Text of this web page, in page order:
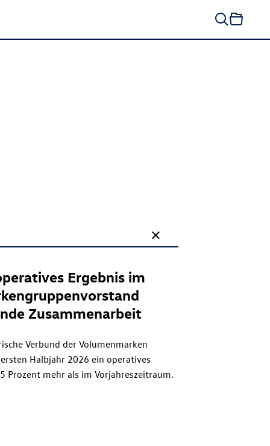
Ergebnis im
Zusammenarbeit
Verbund der Volumenmarken
Halbjahr 2026 ein operatives
Prozent mehr als im Vorjahreszeitraum.